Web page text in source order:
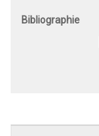
Bibliographie